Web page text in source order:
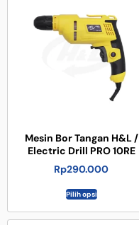
Mesin Bor Tangan H&L /
Electric Drill PRO 10RE
Rp290.000
Pilih opsi